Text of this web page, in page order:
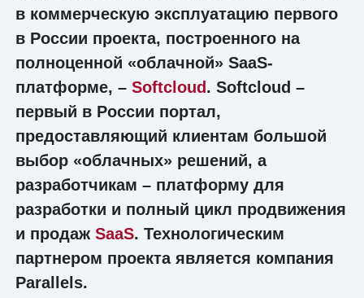
в коммерческую эксплуатацию первого
в России проекта, построенного на
полноценной «облачной» SaaS-
платформе, – Softcloud . Softcloud –
первый в России портал,
предоставляющий клиентам большой
выбор «облачных» решений, а
разработчикам – платформу для
разработки и полный цикл продвижения
и продаж SaaS. Технологическим
партнером проекта является компания
Parallels.